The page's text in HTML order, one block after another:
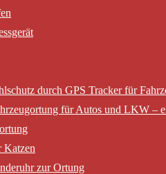
durch GPS Tracker für
für Autos und LKW –
Katzen
zur Ortung